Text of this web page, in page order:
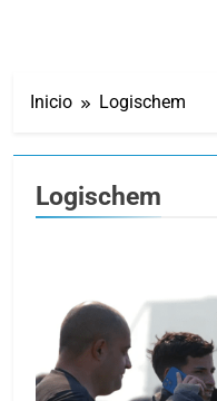
Inicio Logischem
Logischem